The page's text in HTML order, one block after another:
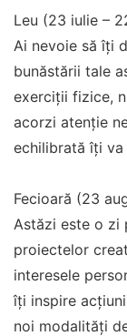
Leu (23 iulie –
Ai nevoie să îți
bunăstării tale
exerciții fizice,
acorzi atenție
echilibrată îți va
Fecioară (23
Astăzi este o zi
proiectelor
interesele
îți inspire
noi modalități